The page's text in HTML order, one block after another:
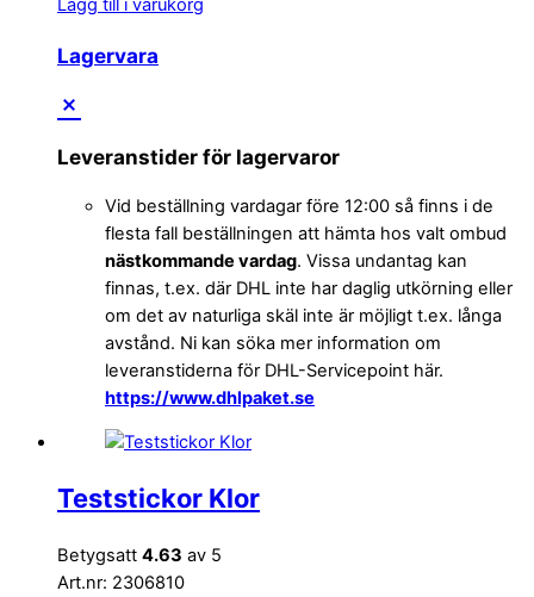
Lägg till i varukorg
Lagervara
Leveranstider för lagervaror
Vid beställning vardagar före 12:00 så finns i de
flesta fall beställningen att hämta hos valt ombud
nästkommande vardag. Vissa undantag kan
finnas, t.ex. där DHL inte har daglig utkörning eller
om det av naturliga skäl inte är möjligt t.ex. långa
avstånd. Ni kan söka mer information om
leveranstiderna för DHL-Servicepoint här.
https://www.dhlpaket.se
Teststickor Klor
Betygsatt 4.63 av 5
Art.nr: 2306810